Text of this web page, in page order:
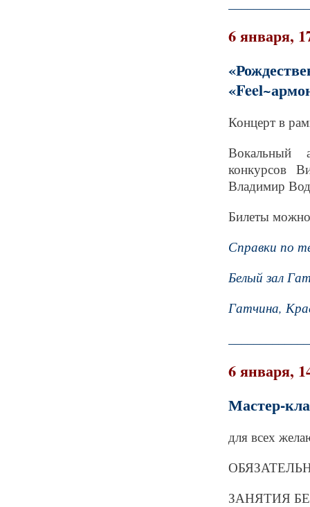
6 января,
Концерт в
Вокальный
конкурсов
Владимир
Билеты можно
Справки по
Белый зал
Гатчина,
6 января,
Мастер-
для всех
ЗАНЯТИЯ